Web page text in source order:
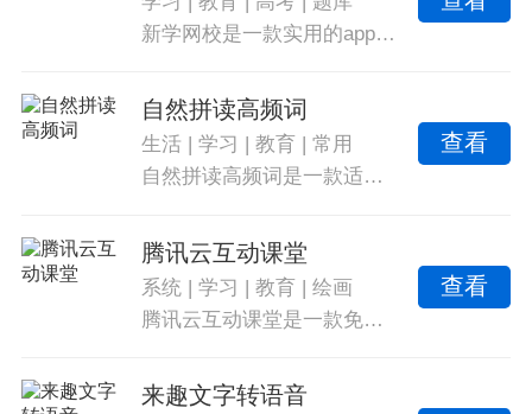
新学网校是一款实用的app，含有丰富的视频课程和海量知识题库，提供备考资讯实时更新，帮助用户制定优质学习方案，实现高效学习和安心备考。提供特别不错的线上教育帮助，每期视频课程内容丰富，教师录课更简单。
自然拼读高频词
生活 |学习 |教育 |常用
自然拼读高频词是一款适合小朋友学习英语的启蒙教育软件，其中包含了丰富的内容，可以提高日常生活中的英语沟通能力。除了趣味的教学课程外，还有在线扩大词汇量的功能，每天都能通过闯关复习巩固知识。海量词汇、长期更新、闯关答题和巩固练习等，还有发音练习、意见反馈、学习历史和有趣的教程。
查看
腾讯云互动课堂
系统 |学习 |教育 |绘画
腾讯云互动课堂是一款免费的在线学习软件，提供海量的学习资源和在线课程，用户可以通过视频通话咨询名师，操作简单方便。该软件还具备实时音视频、互动白板、聊天室等功能，能够满足多种教育场景的需求。用户可以在课堂中进行笔记、在线考试、进度管理等，帮助学员快速提升学习效果。该软件还支持本地和在线播放、题库系统等特色功能，为用户提供全方位的学习服务。
查看
来趣文字转语音